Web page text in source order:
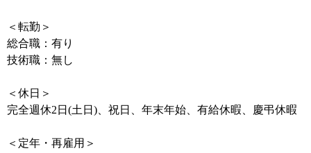
＜転勤＞
総合職：有り
技術職：無し
＜休日＞
完全週休2日(土日)、祝日、年末年始、有給休暇、慶弔休暇
＜定年・再雇用＞